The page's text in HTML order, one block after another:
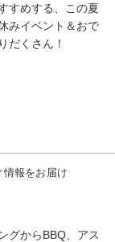
すめする、この夏
みイベント＆おで
だくさん！
情報をお届け
グからBBQ、アス